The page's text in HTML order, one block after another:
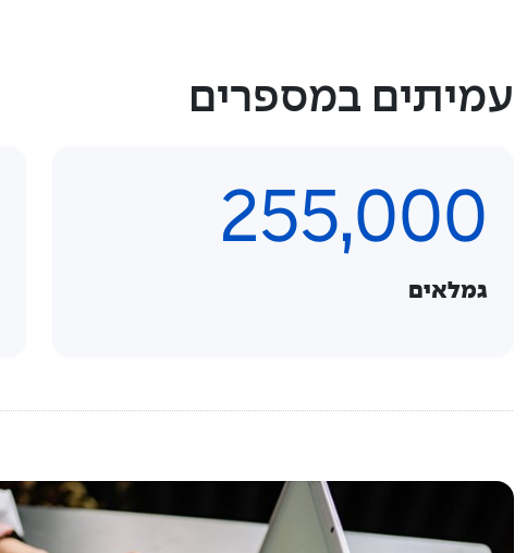
עמיתים במספרים
255,000
גמלאים